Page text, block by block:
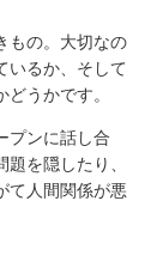
もの。大切なの
いるか、そして
うかです。
プンに話し合
を隠したり、
て人間関係が悪